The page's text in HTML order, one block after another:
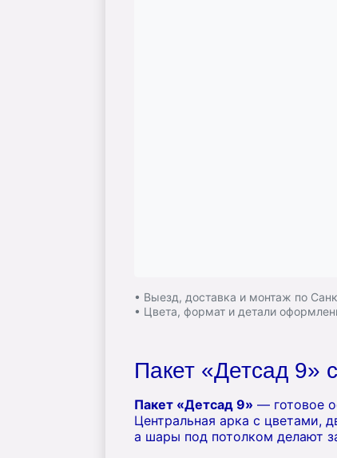
• Выезд, доставка и монтаж по
• Цвета, формат и детали
Пакет «Детсад 9»
Пакет «Детсад 9» — готовое
Центральная арка с цветами,
а шары под потолком делают